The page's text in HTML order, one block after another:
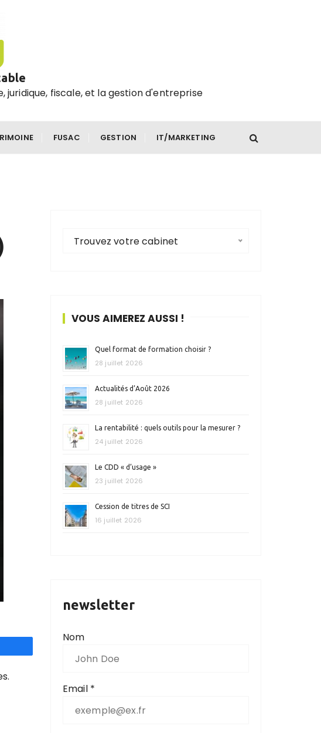
juridique, fiscale, et la gestion d'entreprise
FUSAC GESTION IT/MARKETING
Trouvez votre cabinet
VOUS AIMEREZ AUSSI !
Quel format de formation choisir ?
28 juillet 2026
Actualités d’Août 2026
28 juillet 2026
La rentabilité : quels outils pour la mesurer ?
24 juillet 2026
Le CDD « d’usage »
23 juillet 2026
Cession de titres de SCI
16 juillet 2026
newsletter
Nom
Email *